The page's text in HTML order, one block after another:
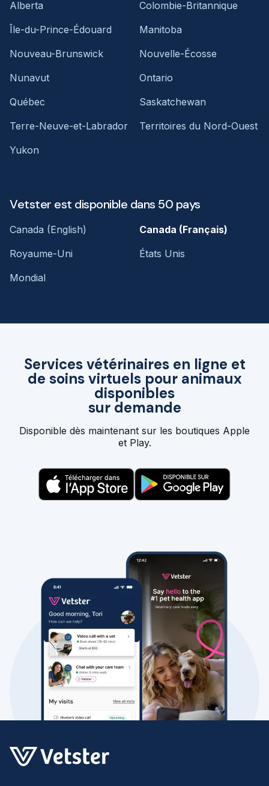
Services vétérinaires en ligne et
de soins virtuels pour animaux
disponibles
sur demande
Disponible dès maintenant sur les boutiques Apple
et Play.
Alberta
Colombie-Britannique
Île-du-Prince-Édouard
Manitoba
Nouveau-Brunswick
Nouvelle-Écosse
Nunavut
Ontario
Québec
Saskatchewan
Terre-Neuve-et-Labrador
Territoires du Nord-Ouest
Yukon
Vetster est disponible dans 50 pays
Canada (English)
Canada (Français)
Royaume-Uni
États Unis
Mondial